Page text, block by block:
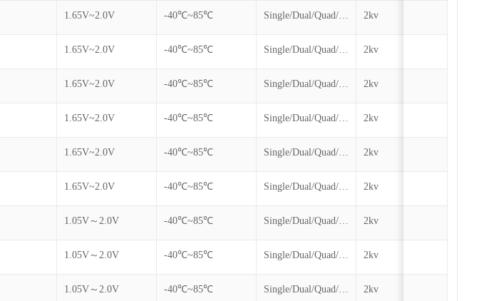
1.65V~2.0V -40℃~85℃ Single/Dual/Quad/QPI 2kv
1.65V~2.0V -40℃~85℃ Single/Dual/Quad/QPI 2kv
1.65V~2.0V -40℃~85℃ Single/Dual/Quad/QPI 2kv
1.65V~2.0V -40℃~85℃ Single/Dual/Quad/QPI/DTR
2kv
1.65V~2.0V -40℃~85℃ Single/Dual/Quad/QPI/DTR
2kv
1.65V~2.0V -40℃~85℃ Single/Dual/Quad/QPI/DTR
2kv
1.05V～2.0V -40℃~85℃ Single/Dual/Quad/QPI/DTR
2kv
1.05V～2.0V -40℃~85℃ Single/Dual/Quad/QPI/DTR
2kv
1.05V～2.0V -40℃~85℃ Single/Dual/Quad/QPI/DTR
2kv